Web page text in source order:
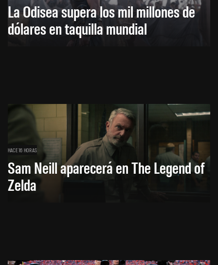
La Odisea supera los mil millones de
dólares en taquilla mundial
HACE 16 HORAS
Sam Neill aparecerá en The Legend of
Zelda